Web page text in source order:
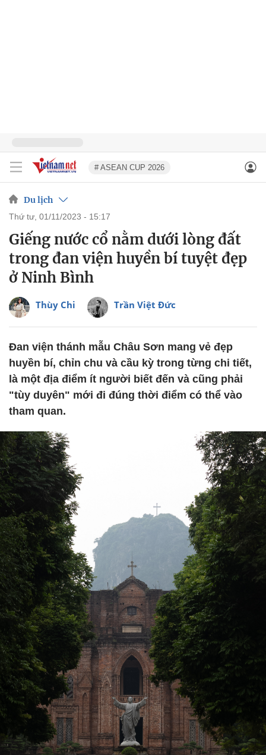
# ASEAN CUP 2026
Du lịch
thứ tư, 01/11/2023 - 15:17
Giếng nước cổ nằm dưới lòng đất
trong đan viện huyền bí tuyệt đẹp
ở Ninh Bình
Thùy Chi Trần Việt Đức
Đan viện thánh mẫu Châu Sơn mang vẻ đẹp
huyền bí, chỉn chu và cầu kỳ trong từng chi tiết,
là một địa điểm ít người biết đến và cũng phải
"tùy duyên" mới đi đúng thời điểm có thể vào
tham quan.